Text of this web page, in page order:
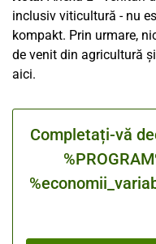
inclusiv viticultură - nu
kompakt. Prin urmare,
de venit din agricultură
aici.
Completați-vă